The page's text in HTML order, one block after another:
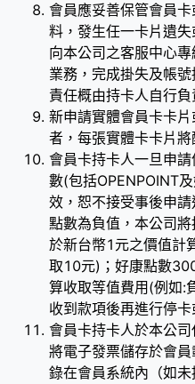
會員應妥善保管會員
料，發生任一卡片遺
向本公司之客服中心
業務，完成掛失及帳
責任概由持卡人自行負
新申請實體會員卡卡
者，每張實體卡卡片
會員卡持卡人一旦申
數(包括OPENPOINT
效，恕不接受事後申
點數為負值，本公司
於新台幣1元之價值計
取10元)；好康點數
算收取等值費用(例如
收到款項後再進行停
會員卡持卡人於本公
將電子發票儲存於會
錄在會員系統內（如